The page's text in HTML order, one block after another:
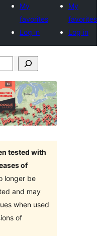
My
favorites
Log in
My
favorites
Log in
tested with
of
longer be
and may
when used
of